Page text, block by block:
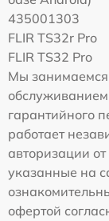
435001303
FLIR TS32r Pro
FLIR TS32 Pro
Мы занимаемся
обслуживанием
гарантийного
работает
авторизации
указанные на
офертой